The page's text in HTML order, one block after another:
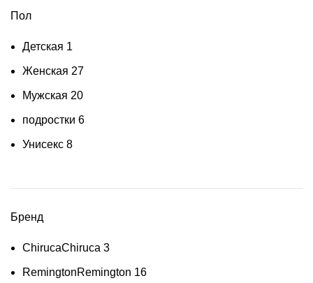
Пол
Детская 1
Женская 27
Мужская 20
подростки 6
Унисекс 8
Бренд
ChirucaChiruca 3
RemingtonRemington 16